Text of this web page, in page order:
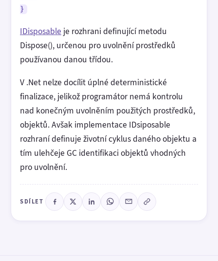
}
IDisposable je rozhrani definující metodu
Dispose(), určenou pro uvolnění prostředků
používanou danou třídou.
V .Net nelze docílit úplné deterministické
finalizace, jelikož programátor nemá kontrolu
nad konečným uvolněním použitých prostředků,
objektů. Avšak implementace IDsiposable
rozhraní definuje životní cyklus daného objektu a
tím ulehčeje GC identifikaci objektů vhodných
pro uvolnění.
SDÍLET